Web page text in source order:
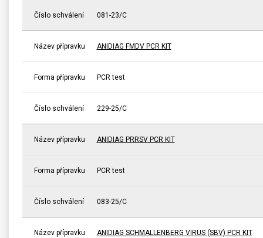
Číslo schválení 081-23/C
Název přípravku ANIDIAG FMDV PCR KIT
Forma přípravku PCR test
Číslo schválení 229-25/C
Název přípravku ANIDIAG PRRSV PCR KIT
Forma přípravku PCR test
Číslo schválení 083-25/C
Název přípravku ANIDIAG SCHMALLENBERG VIRUS (SBV) PCR KIT